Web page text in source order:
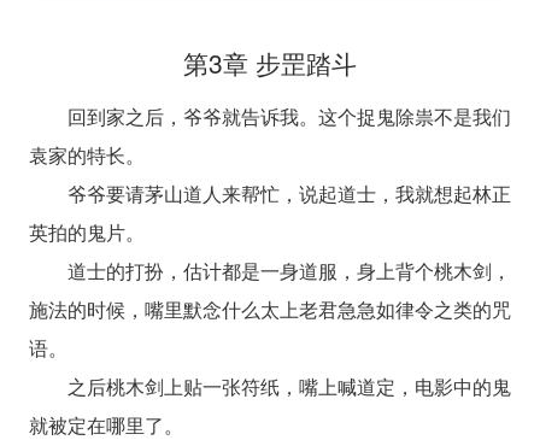
第3章 步罡踏斗
回到家之后，爷爷就告诉我。这个捉鬼除祟不是我们
袁家的特长。
爷爷要请茅山道人来帮忙，说起道士，我就想起林正
英拍的鬼片。
道士的打扮，估计都是一身道服，身上背个桃木剑，
施法的时候，嘴里默念什么太上老君急急如律令之类的咒
语。
之后桃木剑上贴一张符纸，嘴上喊道定，电影中的鬼
就被定在哪里了。